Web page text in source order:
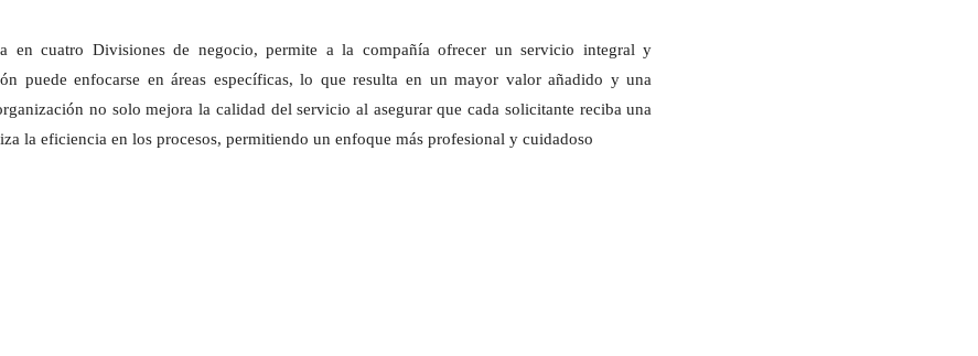
en cuatro Divisiones de negocio,permite a la compañía ofrecer un servicio integral y
puede enfocarse en áreas específicas, lo que resulta en un mayor valor añadido y una
no solo mejora la calidad del servicio al asegurar que cada solicitante reciba una
la eficiencia en los procesos, permitiendo un enfoque más profesional y cuidadoso